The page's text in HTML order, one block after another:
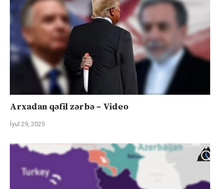
Arxadan qəfil zərbə – Video
İyul 29, 2025